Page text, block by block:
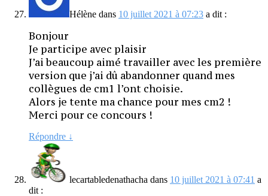
Hélène dans 10 juillet 2021 à 07:23 a dit :
Bonjour
Je participe avec plaisir
J’ai beaucoup aimé travailler avec les première
version que j’ai dû abandonner quand mes
collègues de cm1 l’ont choisie.
Alors je tente ma chance pour mes cm2 !
Merci pour ce concours !
Répondre ↓
lecartabledenathacha dans 10 juillet 2021 à 07:41 a
dit :